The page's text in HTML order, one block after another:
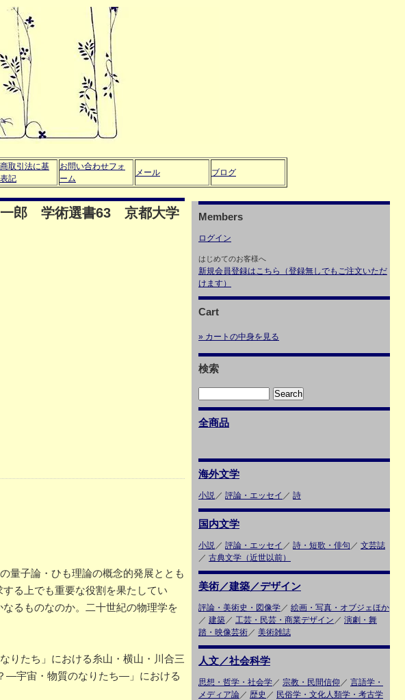
取引法に基
記
お問い合わせフォ
ーム
メール ブログ
一郎 学術選書63 京都大学
量子論・ひも理論の概念的発展ととも
る上でも重要な役割を果たしてい
るものなのか。二十世紀の物理学を
りたち」における糸山・横山・川合三
―宇宙・物質のなりたち―」における
Members
ログイン
はじめてのお客様へ
新規会員登録はこちら（登録無しでもご注文いただ
けます）
Cart
» カートの中身を見る
検索
全商品
海外文学
小説／ 評論・エッセイ ／ 詩
国内文学
小説／ 評論・エッセイ ／ 詩・短歌・俳句 ／ 文芸誌
／ 古典文学（近世以前）
美術／建築／デザイン
評論・美術史・図像学／ 絵画・写真・オブジェほか
／ 建築／ 工芸・民芸・商業デザイン ／ 演劇・舞
踏・映像芸術／ 美術雑誌
人文／社会科学
思想・哲学・社会学／ 宗教・民間信仰 ／ 言語学・
メディア論／ 歴史 ／ 民俗学・文化人類学・考古学